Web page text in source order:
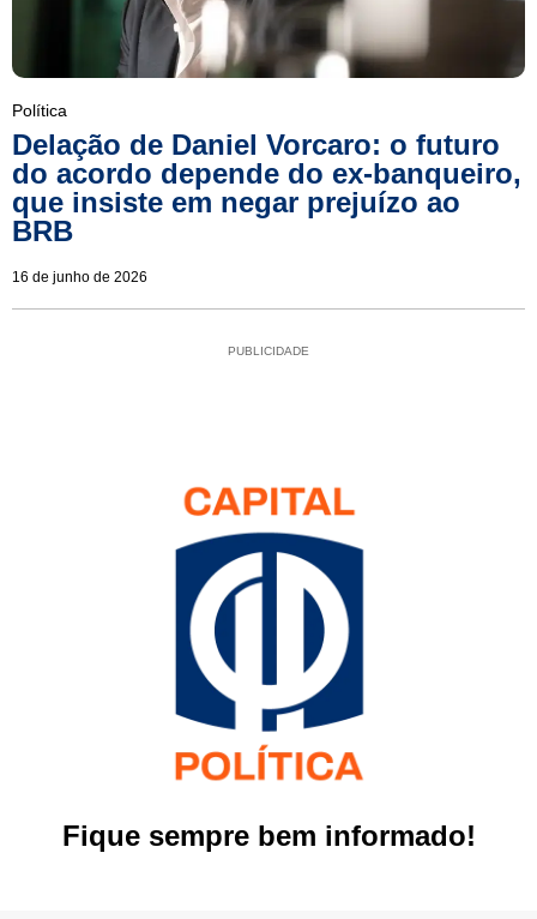
Política
Delação de Daniel Vorcaro: o futuro
do acordo depende do ex-banqueiro,
que insiste em negar prejuízo ao
BRB
16 de junho de 2026
PUBLICIDADE
Fique sempre bem informado!